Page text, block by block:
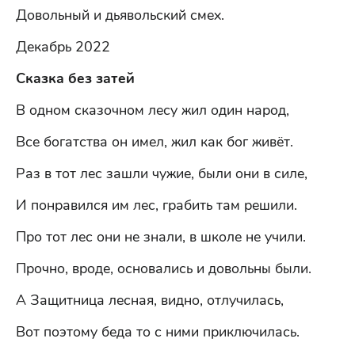
Довольный и дьявольский смех.
Декабрь 2022
Сказка без затей
В одном сказочном лесу жил один народ,
Все богатства он имел, жил как бог живёт.
Раз в тот лес зашли чужие, были они в силе,
И понравился им лес, грабить там решили.
Про тот лес они не знали, в школе не учили.
Прочно, вроде, основались и довольны были.
А Защитница лесная, видно, отлучилась,
Вот поэтому беда то с ними приключилась.